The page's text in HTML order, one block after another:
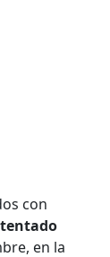
con
en la